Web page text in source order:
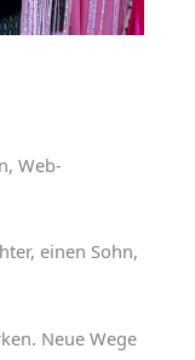
Web-
einen Sohn,
Neue Wege